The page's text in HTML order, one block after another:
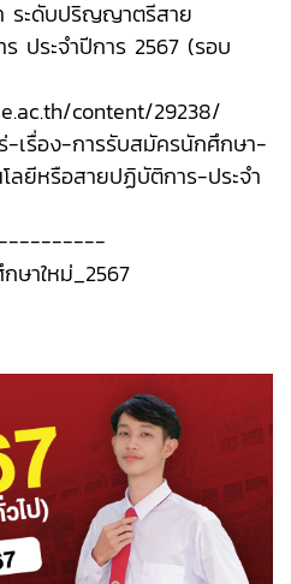
ระดับปริญญาตรีสาย
ประจำปีการ 2567 (รอบ
content/29238/
-เรื่อง-การรับสมัครนักศึกษา-
ลยีหรือสายปฏิบัติการ-ประจำ
ษาใหม่_2567